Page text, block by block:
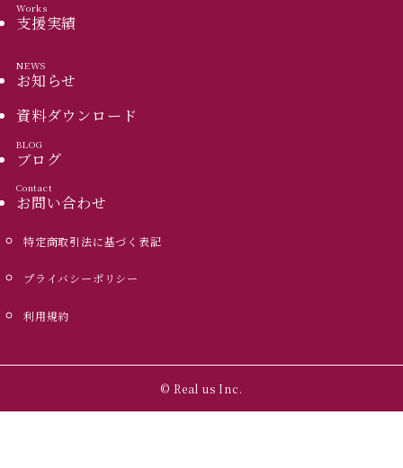
支援実績
Works
お知らせ
NEWS
資料ダウンロード
ブログ
BLOG
お問い合わせ
Contact
特定商取引法に基づく表記
プライバシーポリシー
利用規約
© Real us Inc.